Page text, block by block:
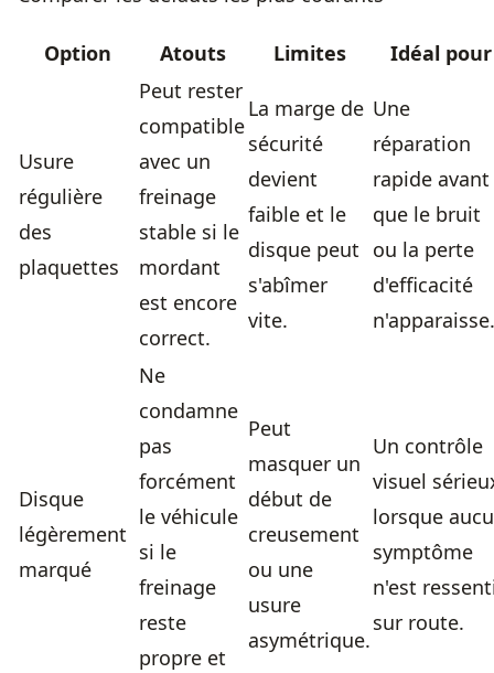
Option Atouts Limites Idéal pour
Usure
régulière
des
plaquettes
Peut rester
compatible
avec un
freinage
stable si le
mordant
est encore
correct.
La marge de
sécurité
devient
faible et le
disque peut
s'abîmer
vite.
Une
réparation
rapide avant
que le bruit
ou la perte
d'efficacité
n'apparaisse.
Disque
légèrement
marqué
Ne
condamne
pas
forcément
le véhicule
si le
freinage
reste
propre et
Peut
masquer un
début de
creusement
ou une
usure
asymétrique.
Un contrôle
visuel
lorsque
symptôme
n'est
sur route.